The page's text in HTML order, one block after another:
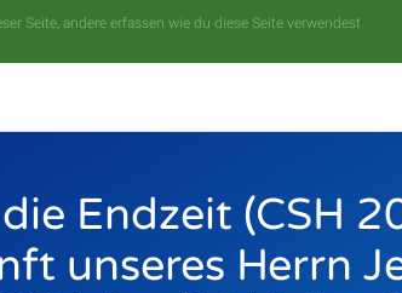
Seite, andere erfassen wie du diese Seite verwendest
Endzeit (CSH
unseres Herrn